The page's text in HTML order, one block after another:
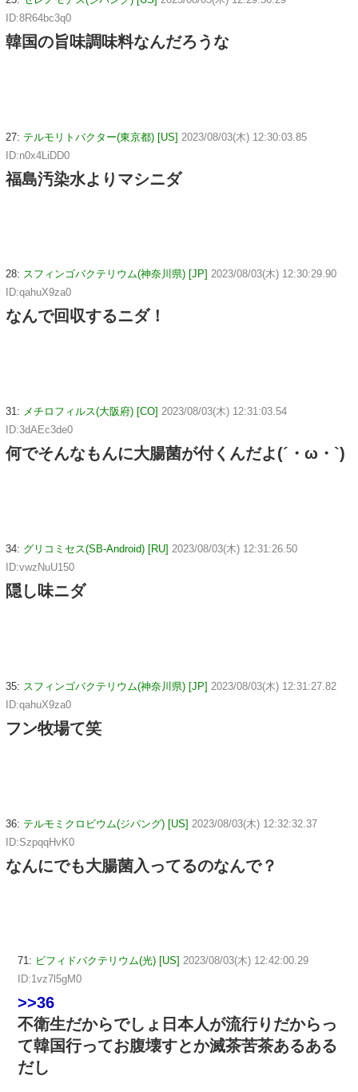
ID:8R64bc3q0
韓国の旨味調味料なんだろうな
27: テルモリトバクター(東京都) [US] 2023/08/03(木) 12:30:03.85
ID:n0x4LiDD0
福島汚染水よりマシニダ
28: スフィンゴバクテリウム(神奈川県) [JP] 2023/08/03(木) 12:30:29.90
ID:qahuX9za0
なんで回収するニダ！
31: メチロフィルス(大阪府) [CO] 2023/08/03(木) 12:31:03.54
ID:3dAEc3de0
何でそんなもんに大腸菌が付くんだよ(´・ω・`)
34: グリコミセス(SB-Android) [RU] 2023/08/03(木) 12:31:26.50
ID:vwzNuU150
隠し味ニダ
35: スフィンゴバクテリウム(神奈川県) [JP] 2023/08/03(木) 12:31:27.82
ID:qahuX9za0
フン牧場て笑
36: テルモミクロビウム(ジパング) [US] 2023/08/03(木) 12:32:32.37
ID:SzpqqHvK0
なんにでも大腸菌入ってるのなんで？
71: ビフィドバクテリウム(光) [US] 2023/08/03(木) 12:42:00.29
ID:1vz7l5gM0
>>36
不衛生だからでしょ日本人が流行りだからっ
て韓国行ってお腹壊すとか滅茶苦茶あるある
だし